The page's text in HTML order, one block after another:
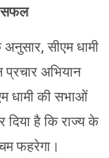
सफल
सीएम धामी
प्रचार अभियान
धामी की सभाओं
है कि राज्य के
फहरेगा।